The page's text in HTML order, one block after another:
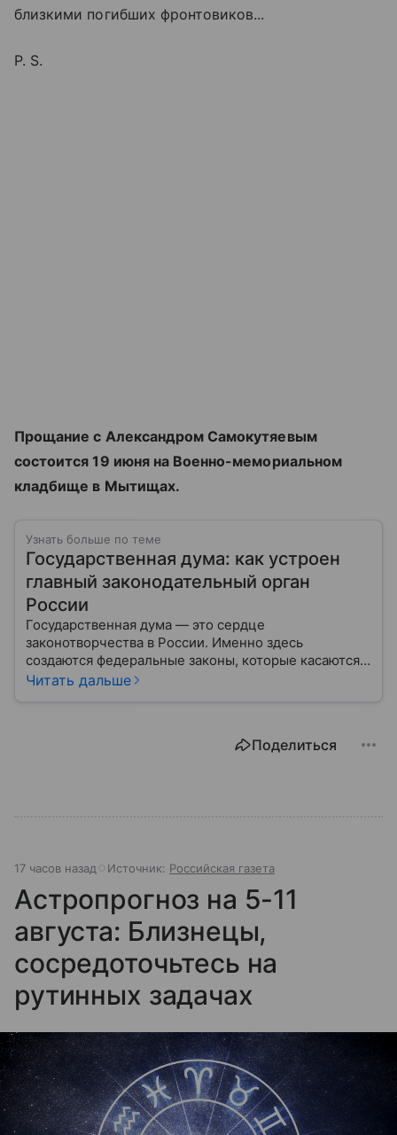
близкими погибших фронтовиков...
P. S.
Прощание с Александром Самокутяевым
состоится 19 июня на Военно-мемориальном
кладбище в Мытищах.
Узнать больше по теме
Государственная дума: как устроен
главный законодательный орган
России
Государственная дума — это сердце
законотворчества в России. Именно здесь
создаются федеральные законы, которые касаются
жизни каждого гражданина: от образования и
Читать дальше
Поделиться
17 часов назад Источник: Российская газета
Астропрогноз на 5-11
августа: Близнецы,
сосредоточьтесь на
рутинных задачах